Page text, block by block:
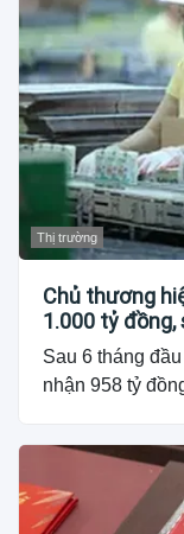
Thị trường
Chủ thương
1.000 tỷ
Sau 6 tháng
nhận 958 tỷ